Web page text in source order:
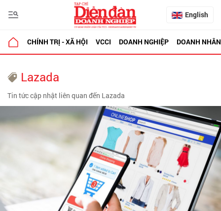
English
CHÍNH TRỊ - XÃ HỘI VCCI DOANH NGHIỆP DOANH NHÂN
Lazada
Tin tức cập nhật liên quan đến Lazada